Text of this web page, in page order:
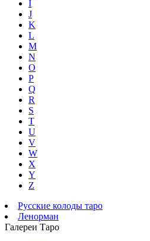
I
J
K
L
M
N
O
P
Q
R
S
T
U
V
W
X
Y
Z
Русские колоды таро
Ленорман
Галереи Таро